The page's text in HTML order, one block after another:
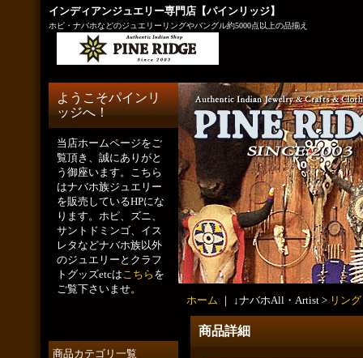
インディアンジュエリー専門店【パインリッジ】
ホピ・ナバホなどのジュエリーリングやバングル約5000点以上の品揃え
ようこそパインリ
ッジへ！
当店ホームページをご
覧頂き、誠にありがと
う御座います。こちら
はナバホ族ジュエリー
を販売しているHPにな
ります。ホピ、ズニ、
サントドミンゴ、イス
レタなどナバホ族以外
のジュエリーとクラフ
トグッズetcはこちら を
ご覧下さいませ。
商品カテゴリ一覧
ホーム ｜ ↓ナバホAll・Artist > リング
商品詳細